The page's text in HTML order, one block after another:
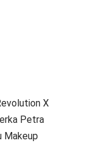
X
Petra
Makeup